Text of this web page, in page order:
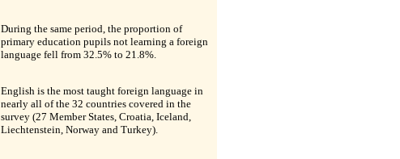
During the same period, the proportion of
primary education pupils not learning a foreign
language fell from 32.5% to 21.8%.
English is the most taught foreign language in
nearly all of the 32 countries covered in the
survey (27 Member States, Croatia, Iceland,
Liechtenstein, Norway and Turkey).